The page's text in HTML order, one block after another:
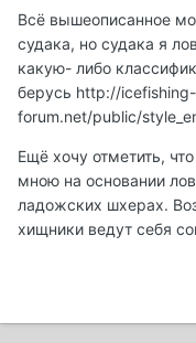
Всё вышеописанное
судака, но судака я
какую- либо
берусь http://icefishing-
forum.net/public/
Ещё хочу отметить,
мною на основании
ладожских шхерах.
хищники ведут себя